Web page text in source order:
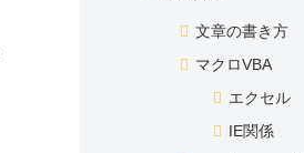
文章の書き方
マクロVBA
エクセル
IE関係